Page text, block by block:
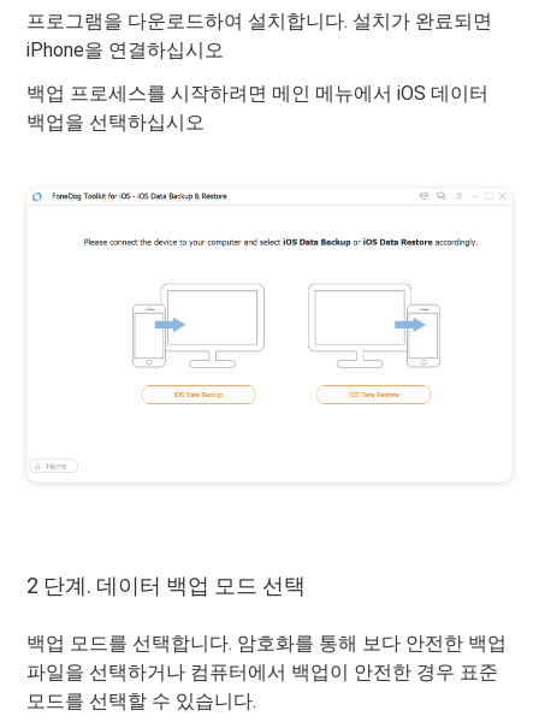
프로그램을 다운로드하여 설치합니다. 설치가 완료되면
iPhone을 연결하십시오
백업 프로세스를 시작하려면 메인 메뉴에서 iOS 데이터
백업을 선택하십시오
2 단계. 데이터 백업 모드 선택
백업 모드를 선택합니다. 암호화를 통해 보다 안전한 백업
파일을 선택하거나 컴퓨터에서 백업이 안전한 경우 표준
모드를 ​​선택할 수 있습니다.